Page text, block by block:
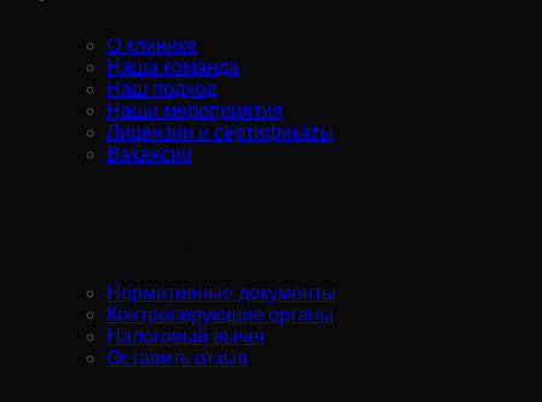
О клинике
Наша команда
Наш подход
Наши мероприятия
Лицензии и сертификаты
Вакансии
Нормативные документы
Контролирующие органы
Налоговый вычет
Оставить отзыв